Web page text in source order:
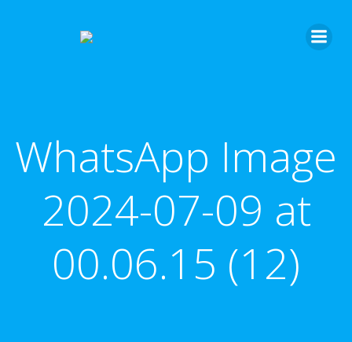
WhatsApp Image
2024-07-09 at
00.06.15 (12)